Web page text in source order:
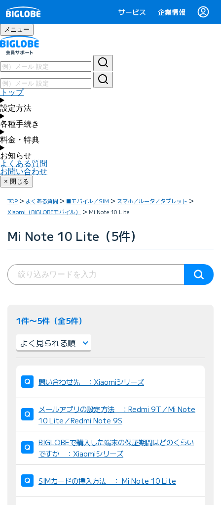
サービス 企業情報
メニュー
トップ
設定方法
各種手続き
料金・特典
お知らせ
よくある質問
お問い合わせ
× 閉じる
TOP よくある質問 ■モバイル／SIM
スマホ／ルータ／タブレット
Xiaomi（BIGLOBEモバイル）
Mi Note 10 Lite
Mi Note 10 Lite（5件）
1件〜5件（全5件）
び
替
え
：
問い合わせ先 ：Xiaomiシリーズ
メールアプリの設定方法 ：Redmi 9T／Mi Note
10 Lite／Redmi Note 9S
BIGLOBEで購入した端末の保証期間はどのくらい
ですか ：Xiaomiシリーズ
SIMカードの挿入方法 ： Mi Note 10 Lite